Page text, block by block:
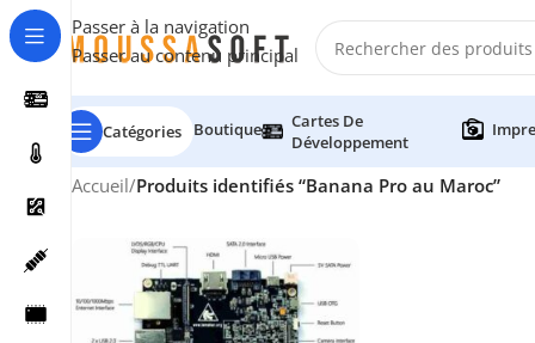
Passer à la navigation
Passer au contenu principal
Catégories Boutique
Cartes De
Développement
Accueil/Produits identifiés “Banana Pro au Maroc”